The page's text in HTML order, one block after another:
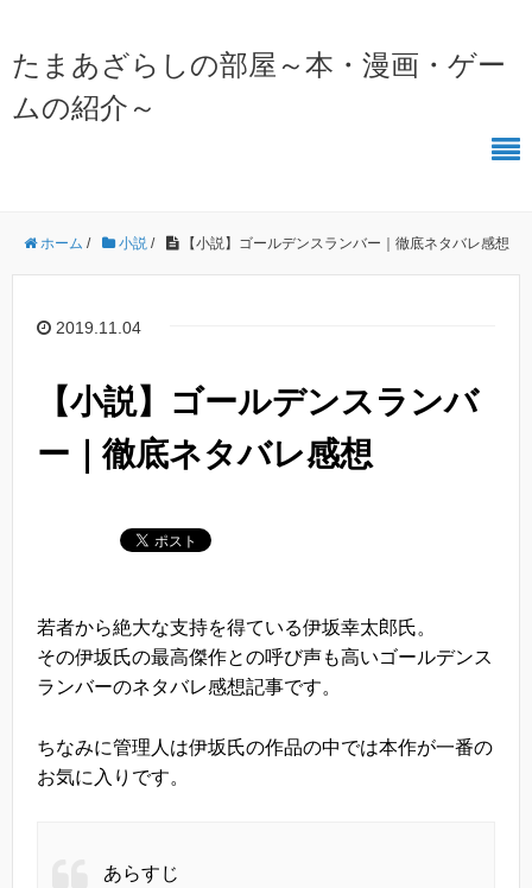
たまあざらしの部屋～本・漫画・ゲー
ムの紹介～
ホーム / 小説 / 【小説】ゴールデンスランバー｜徹底ネタバレ感想
2019.11.04
【小説】ゴールデンスランバ
ー｜徹底ネタバレ感想
若者から絶大な支持を得ている伊坂幸太郎氏。
その伊坂氏の最高傑作との呼び声も高いゴールデンス
ランバーのネタバレ感想記事です。
ちなみに管理人は伊坂氏の作品の中では本作が一番の
お気に入りです。
あらすじ